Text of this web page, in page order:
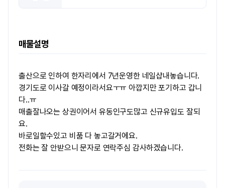
매물설명
출산으로 인하여 한자리에서 7년운영한 네일샵내놓습니다.
경기도로 이사갈 예정이라서요ㅜㅠ 아깝지만 포기하고 갑니
다..ㅠ
매출잘나오는 상권이어서 유동인구도많고 신규유입도 잘되
요.
바로일할수있고 비품 다 놓고갈거에요.
전화는 잘 안받으니 문자로 연락주심 감사하겠습니다.